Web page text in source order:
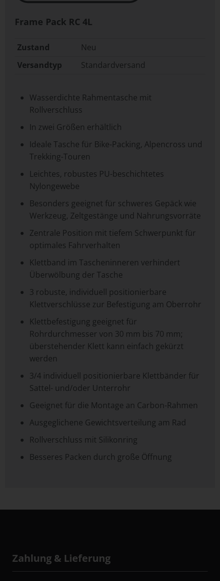
Frame Pack RC 4L
Zustand
Neu
Versandtyp
Standardversand
Wasserdichte Rahmentasche mit
Rollverschluss
In zwei Größen erhältlich
Ideale Tasche für Bike-Packing, Alpencross und
Trekking-Touren
Leichtes, robustes PU-beschichtetes
Nylongewebe
Besonders geeignet für schweres Gepäck wie
Werkzeug, Zeltgestänge und Nahrungsvorräte
Zentrale Position mit tiefem Schwerpunkt für
optimales Fahrverhalten
Klettband im Tascheninneren verhindert
Überwölbung der Tasche
3 robuste, individuell positionierbare
Klettverschlüsse zur Befestigung am Oberrohr
Klettbefestigung geeignet für
Rohrdurchmesser von 30 mm bis 70 mm;
überstehender Klett kann einfach gekürzt
werden
3/4 individuell positionierbare Klettbänder für
Sattel- und/oder Unterrohr
Geeignet für die Montage an Carbon-Rahmen
Ausgeglichene Gewichtsverteilung am Rad
Rollverschluss mit Silikonring
Besseres Packen durch große Öffnung
Zahlung & Lieferung